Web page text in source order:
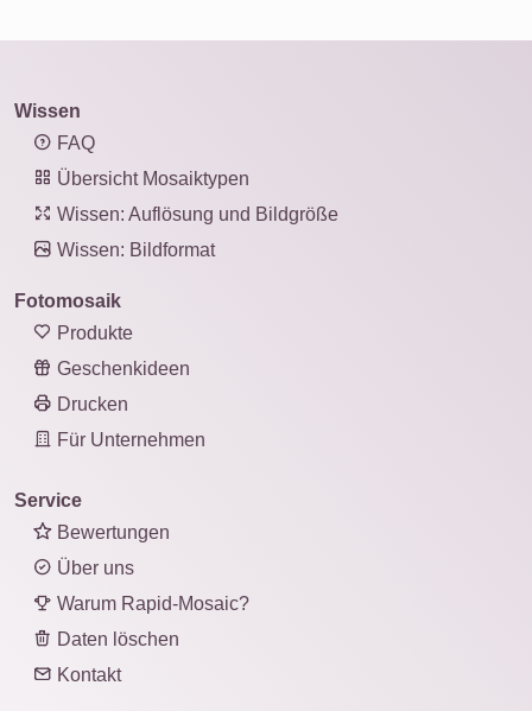
Wissen
FAQ
Übersicht Mosaiktypen
Wissen: Auflösung und Bildgröße
Wissen: Bildformat
Fotomosaik
Produkte
Geschenkideen
Drucken
Für Unternehmen
Service
Bewertungen
Über uns
Warum Rapid-Mosaic?
Daten löschen
Kontakt